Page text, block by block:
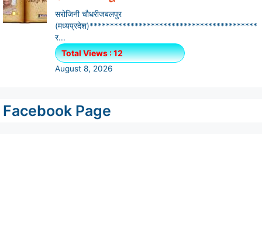
Facebook Page